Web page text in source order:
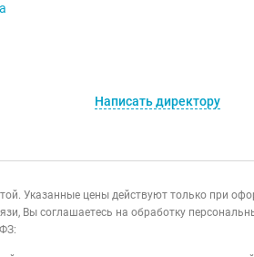
Написать директору
Указанные цены действуют только при
Вы соглашаетесь на обработку